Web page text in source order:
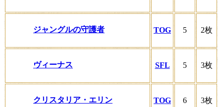
ジャングルの守護者 TOG 5 2枚
ヴィーナス SFL 5 3枚
クリスタリア・エリン TOG 6 3枚